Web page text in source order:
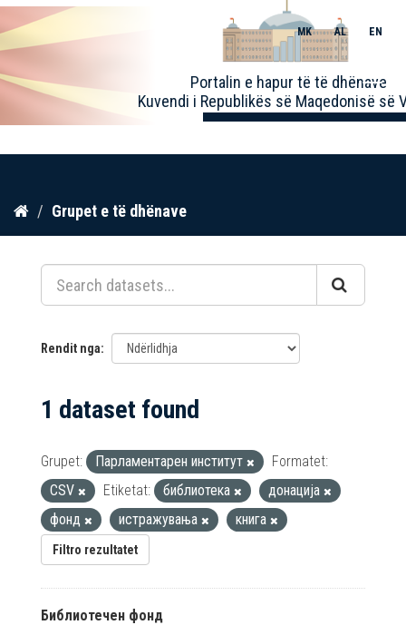
Kalo
përmbajtja
Portalin e hapur të të dhënave
Kuvendi i Republikës së Maqedonisë së
MK AL EN
Toggle
Grupet e të dhënave
Rendit nga
1 dataset found
Grupet: Парламентарен институт
Formatet:
CSV
Etiketat: библиотека
донација
фонд
истражувања книга
Filtro rezultatet
Библиотечен фонд